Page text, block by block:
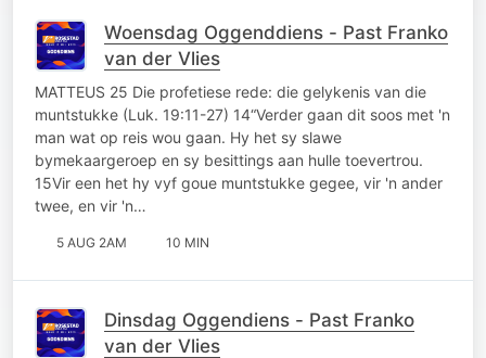
Woensdag Oggenddiens - Past Franko
van der Vlies
MATTEUS 25 Die profetiese rede: die gelykenis van die
muntstukke (Luk. 19:11-27) 14“Verder gaan dit soos met 'n
man wat op reis wou gaan. Hy het sy slawe
bymekaargeroep en sy besittings aan hulle toevertrou.
15Vir een het hy vyf goue muntstukke gegee, vir 'n ander
twee, en vir 'n…
5 AUG 2AM 10 MIN
Dinsdag Oggendiens - Past Franko
van der Vlies